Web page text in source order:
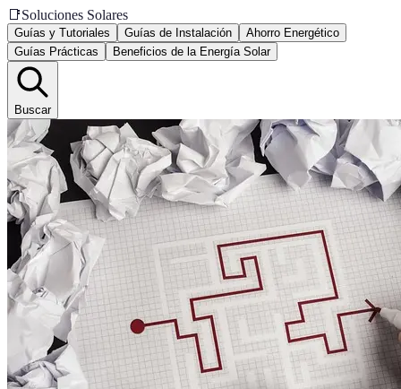
📑Soluciones Solares
Guías y Tutoriales Guías de Instalación
Ahorro Energético
Guías Prácticas
Beneficios de la Energía Solar
Buscar